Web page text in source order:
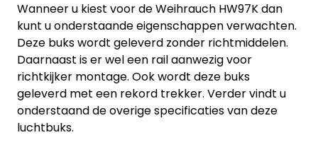
Wanneer u kiest voor de Weihrauch HW97K dan
kunt u onderstaande eigenschappen verwachten.
Deze buks wordt geleverd zonder richtmiddelen.
Daarnaast is er wel een rail aanwezig voor
richtkijker montage. Ook wordt deze buks
geleverd met een rekord trekker. Verder vindt u
onderstaand de overige specificaties van deze
luchtbuks.